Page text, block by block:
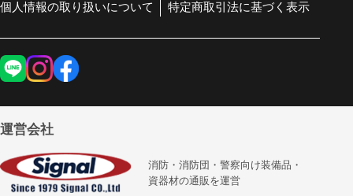
個人情報の取り扱いについて 特定商取引法に基づく表示
運営会社
消防・消防団・警察向け装備品・
資器材の通販を運営